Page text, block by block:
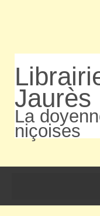
Jaurès
La
niçoises